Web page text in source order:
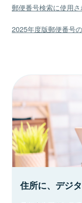
郵便番号検索に使用
2025年度版郵便番号
住所に、デジ